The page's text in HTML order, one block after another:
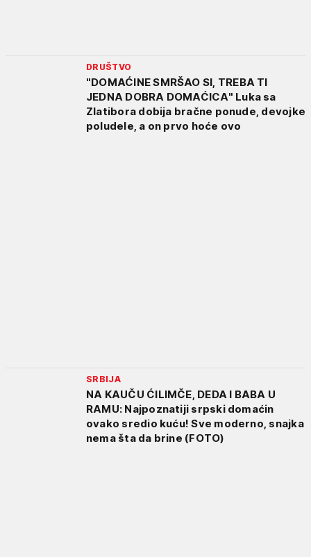
DRUŠTVO
"DOMAĆINE SMRŠAO SI, TREBA TI
JEDNA DOBRA DOMAĆICA" Luka sa
Zlatibora dobija bračne ponude, devojke
poludele, a on prvo hoće ovo
SRBIJA
NA KAUČU ĆILIMČE, DEDA I BABA U
RAMU: Najpoznatiji srpski domaćin
ovako sredio kuću! Sve moderno, snajka
nema šta da brine (FOTO)